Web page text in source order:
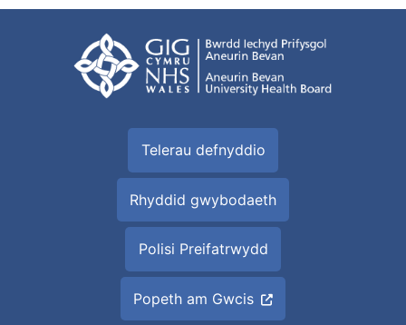
Telerau defnyddio
Rhyddid gwybodaeth
Polisi Preifatrwydd
Popeth am Gwcis